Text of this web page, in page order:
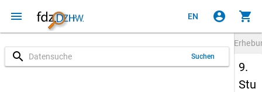
menu EN account_circle shopping_cart
search Suchen
9.
Stu